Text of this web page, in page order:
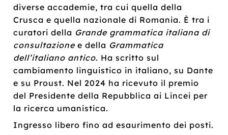
diverse accademie, tra cui quella della
Crusca e quella nazionale di Romania. È tra i
curatori della Grande grammatica italiana di
consultazionee della Grammatica
dell’italiano antico. Ha scritto sul
cambiamento linguistico in italiano, su Dante
e su Proust. Nel 2024 ha ricevuto il premio
del Presidente della Repubblica ai Lincei per
la ricerca umanistica.
Ingresso libero fino ad esaurimento dei posti.